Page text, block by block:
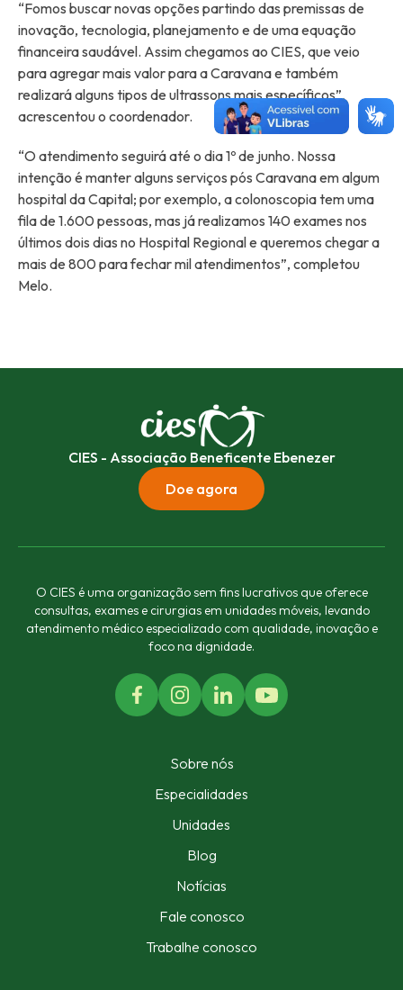
“Fomos buscar novas opções partindo das premissas de
inovação, tecnologia, planejamento e de uma equação
financeira saudável. Assim chegamos ao CIES, que veio
para agregar mais valor para a Caravana e também
realizará alguns tipos de ultrassons mais específicos”,
acrescentou o coordenador.
“O atendimento seguirá até o dia 1º de junho. Nossa
intenção é manter alguns serviços pós Caravana em algum
hospital da Capital; por exemplo, a colonoscopia tem uma
fila de 1.600 pessoas, mas já realizamos 140 exames nos
últimos dois dias no Hospital Regional e queremos chegar a
mais de 800 para fechar mil atendimentos”, completou
Melo.
CIES - Associação Beneficente Ebenezer
Doe agora
O CIES é uma organização sem fins lucrativos que oferece
consultas, exames e cirurgias em unidades móveis, levando
atendimento médico especializado com qualidade, inovação e
foco na dignidade.
Sobre nós
Especialidades
Unidades
Blog
Notícias
Fale conosco
Trabalhe conosco